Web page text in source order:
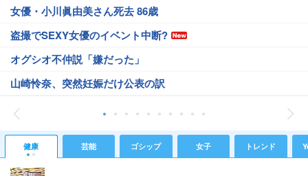
女優・小川眞由美さん死去 86歳
盗撮でSEXY女優のイベント中断?
オグシオ不仲説「嫌だった」
山崎怜奈、突然妊娠だけ公表の訳
健康 芸能 ゴシップ 女子 トレンド